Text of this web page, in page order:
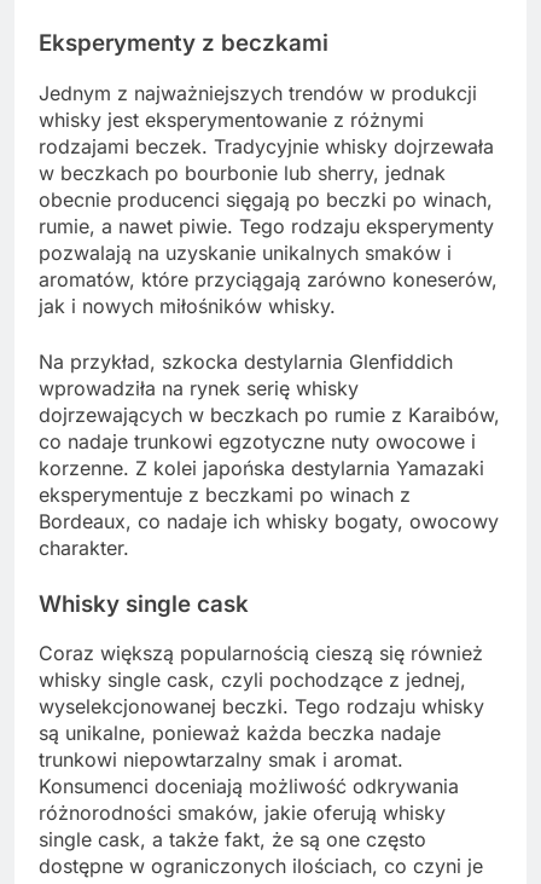
Eksperymenty z beczkami
Jednym z najważniejszych trendów w produkcji
whisky jest eksperymentowanie z różnymi
rodzajami beczek. Tradycyjnie whisky dojrzewała
w beczkach po bourbonie lub sherry, jednak
obecnie producenci sięgają po beczki po winach,
rumie, a nawet piwie. Tego rodzaju eksperymenty
pozwalają na uzyskanie unikalnych smaków i
aromatów, które przyciągają zarówno koneserów,
jak i nowych miłośników whisky.
Na przykład, szkocka destylarnia Glenfiddich
wprowadziła na rynek serię whisky
dojrzewających w beczkach po rumie z Karaibów,
co nadaje trunkowi egzotyczne nuty owocowe i
korzenne. Z kolei japońska destylarnia Yamazaki
eksperymentuje z beczkami po winach z
Bordeaux, co nadaje ich whisky bogaty, owocowy
charakter.
Whisky single cask
Coraz większą popularnością cieszą się również
whisky single cask, czyli pochodzące z jednej,
wyselekcjonowanej beczki. Tego rodzaju whisky
są unikalne, ponieważ każda beczka nadaje
trunkowi niepowtarzalny smak i aromat.
Konsumenci doceniają możliwość odkrywania
różnorodności smaków, jakie oferują whisky
single cask, a także fakt, że są one często
dostępne w ograniczonych ilościach, co czyni je